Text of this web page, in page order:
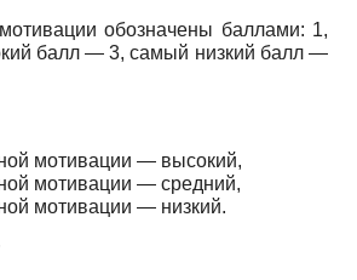
обозначены баллами: 1,
балл — 3, самый низкий балл —
мотивации — высокий,
мотивации — средний,
мотивации — низкий.